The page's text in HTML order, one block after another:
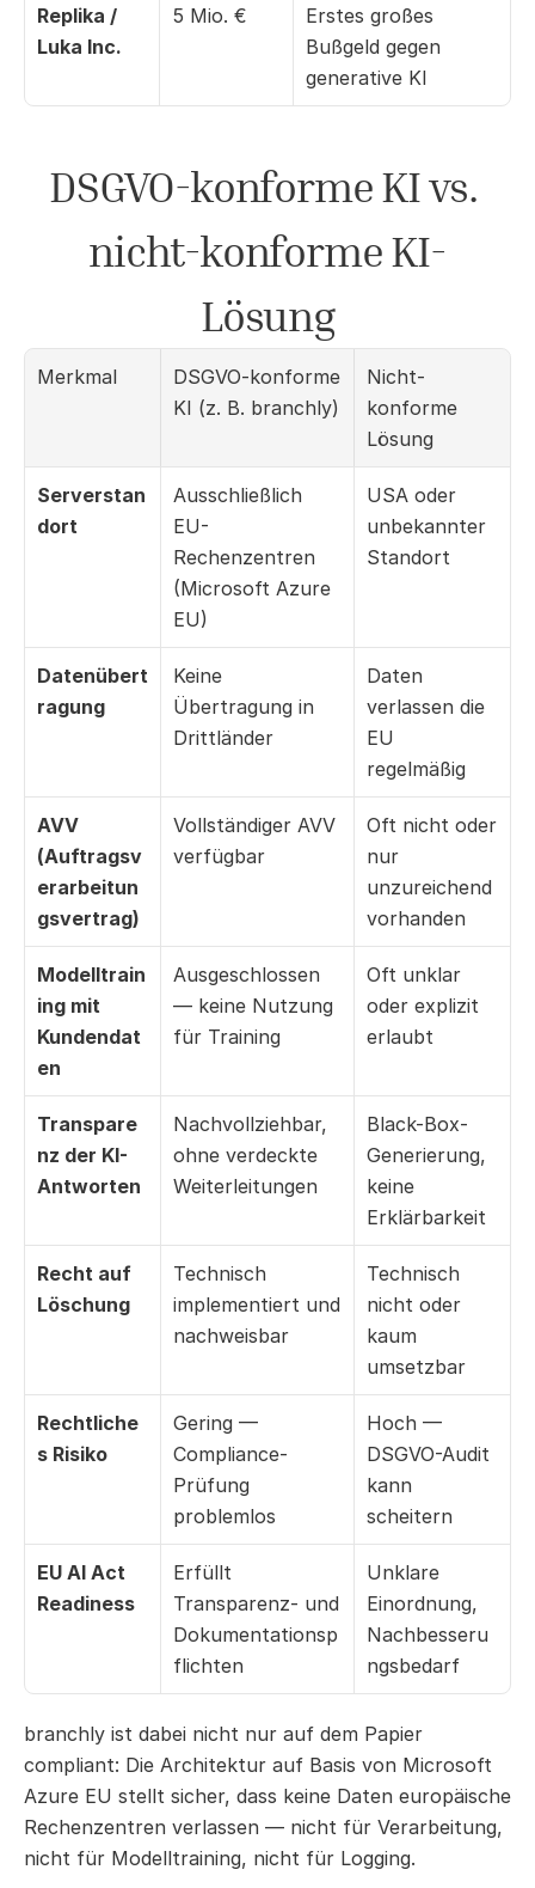
Replika /
Luka Inc.
5 Mio. €
Erstes großes
Bußgeld gegen
generative KI
DSGVO-konforme KI vs.
nicht-konforme KI-
Lösung
Merkmal
DSGVO-konforme
KI (z. B. branchly)
Nicht-
konforme
Lösung
Serverstan
dort
Ausschließlich
EU-
Rechenzentren
(Microsoft Azure
EU)
USA oder
unbekannter
Standort
Datenübert
ragung
Keine
Übertragung in
Drittländer
Daten
verlassen die
EU
regelmäßig
AVV
(Auftragsv
erarbeitun
gsvertrag)
Vollständiger AVV
verfügbar
Oft nicht oder
nur
unzureichend
vorhanden
Modelltrain
ing mit
Kundendat
en
Ausgeschlossen
— keine Nutzung
für Training
Oft unklar
oder explizit
erlaubt
Transpare
nz der KI-
Antworten
Nachvollziehbar,
ohne verdeckte
Weiterleitungen
Black-Box-
Generierung,
keine
Erklärbarkeit
Recht auf
Löschung
Technisch
implementiert und
nachweisbar
Technisch
nicht oder
kaum
umsetzbar
Rechtliche
s Risiko
Gering —
Compliance-
Prüfung
problemlos
Hoch —
DSGVO-Audit
kann
scheitern
EU AI Act
Readiness
Erfüllt
Transparenz- und
Dokumentationsp
flichten
Unklare
Einordnung,
Nachbesseru
ngsbedarf
branchly ist dabei nicht nur auf dem Papier
compliant: Die Architektur auf Basis von Microsoft
Azure EU stellt sicher, dass keine Daten europäische
Rechenzentren verlassen — nicht für Verarbeitung,
nicht für Modelltraining, nicht für Logging.